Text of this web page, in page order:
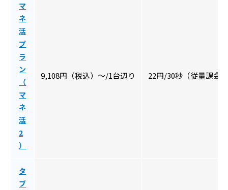
マ
ネ
活
プ
ラ
ン
（
マ
ネ
活
2
）
9,108円（税込）〜/1台辺り 22円/30秒（従量課金）
タ
ブ